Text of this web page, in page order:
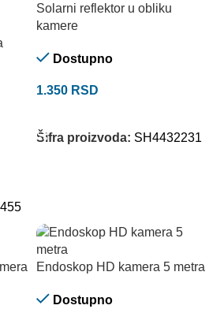
Solarni reflektor u obliku
kamere
Dostupno
1.350 RSD
Šifra proizvoda: SH4432231
Endoskop HD kamera 5 metra
Dostupno